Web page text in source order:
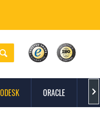
ORACLE 